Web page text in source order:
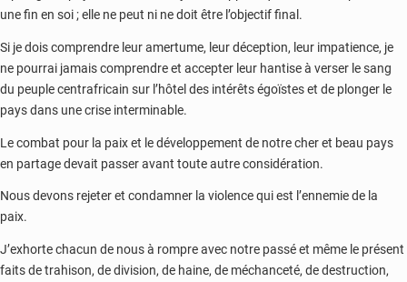
une fin en soi ; elle ne peut ni ne doit être l’objectif final.
Si je dois comprendre leur amertume, leur déception, leur impatience, je
ne pourrai jamais comprendre et accepter leur hantise à verser le sang
du peuple centrafricain sur l’hôtel des intérêts égoïstes et de plonger le
pays dans une crise interminable.
Le combat pour la paix et le développement de notre cher et beau pays
en partage devait passer avant toute autre considération.
Nous devons rejeter et condamner la violence qui est l’ennemie de la
paix.
J’exhorte chacun de nous à rompre avec notre passé et même le présent
faits de trahison, de division, de haine, de méchanceté, de destruction,